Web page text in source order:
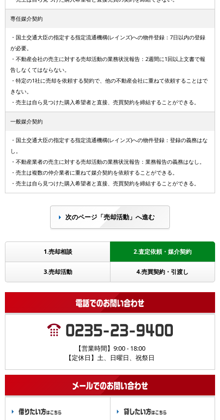
専任媒介契約
・国土交通大臣の指定する指定流通機構(レインズ)への物件登録：7日以内の登録
が必要。
・不動産会社の売主に対する売却活動の業務状況報告：2週間に1回以上文書で報
告しなくてはならない。
・特定の1社に売却を依頼する契約で、他の不動産会社に重ねて依頼することはで
きない。
・売主は自ら見つけた購入希望者と直接、売買契約を締結することができる。
一般媒介契約
・国土交通大臣の指定する指定流通機構(レインズ)への物件登録：登録の義務はな
し。
・不動産業者の売主に対する売却活動の業務状況報告：業務報告の義務はなし。
・売主は複数の仲介業者に重ねて媒介契約を依頼することができる。
・売主は自ら見つけた購入希望者と直接、売買契約を締結することができる。
次のページ「売却活動」へ進む
1.売却相談 2.査定依頼・媒介契約
3.売却活動 4.売買契約・引渡し
【営業時間】9:00 - 18:00
【定休日】土、日曜日、祝祭日